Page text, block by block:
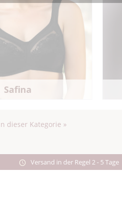
Safina
dieser Kategorie »
Versand in der Regel 2 - 5 Tage